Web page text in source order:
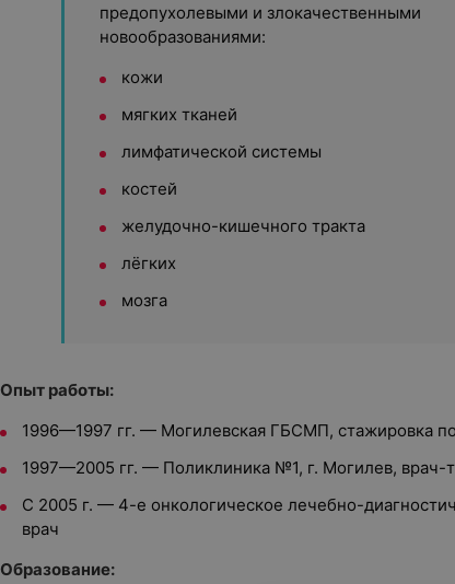
предопухолевыми и злокачественными
новообразованиями:
кожи
мягких тканей
лимфатической системы
костей
желудочно-кишечного тракта
лёгких
мозга
Опыт работы:
1996—1997 гг. — Могилевская ГБСМП, стажировка
1997—2005 гг. — Поликлиника №1, г. Могилев, врач-
С 2005 г. — 4-е онкологическое лечебно-
врач
Образование: